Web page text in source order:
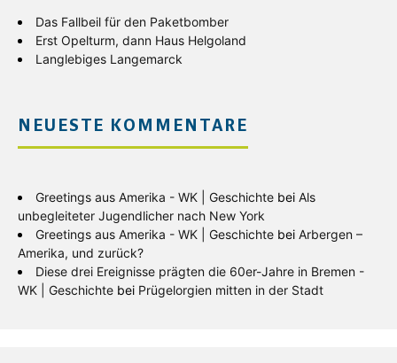
Das Fallbeil für den Paketbomber
Erst Opelturm, dann Haus Helgoland
Langlebiges Langemarck
NEUESTE KOMMENTARE
Greetings aus Amerika - WK | Geschichte bei Als
unbegleiteter Jugendlicher nach New York
Greetings aus Amerika - WK | Geschichte bei Arbergen –
Amerika, und zurück?
Diese drei Ereignisse prägten die 60er-Jahre in Bremen -
WK | Geschichte bei Prügelorgien mitten in der Stadt